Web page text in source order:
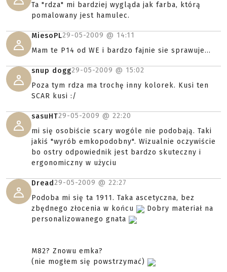
Ta "rdza" mi bardziej wygląda jak farba, którą
pomalowany jest hamulec.
MiesoPL29-05-2009 @ 14:11
Mam te P14 od WE i bardzo fajnie sie sprawuje...
snup dogg29-05-2009 @ 15:02
Poza tym rdza ma trochę inny kolorek. Kusi ten
SCAR kusi :/
sasuHT29-05-2009 @ 22:20
mi się osobiście scary wogóle nie podobają. Taki
jakiś "wyrób emkopodobny". Wizualnie oczywiście
bo ostry odpowiednik jest bardzo skuteczny i
ergonomiczny w użyciu
Dread29-05-2009 @ 22:27
Podoba mi się ta 1911. Taka ascetyczna, bez
zbędnego złocenia w końcu
Dobry materiał na
personalizowanego gnata
M82? Znowu emka?
(nie mogłem się powstrzymać)